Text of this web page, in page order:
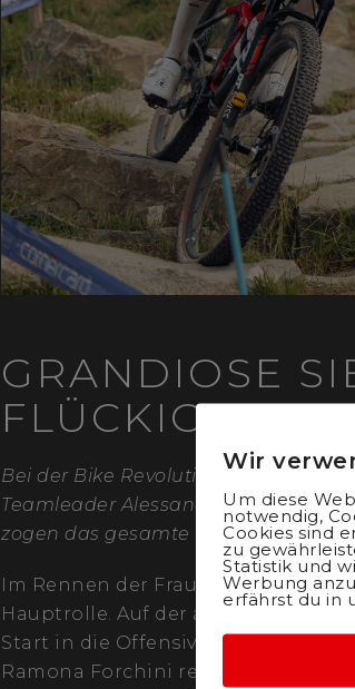
GRANDIOSE
FLÜCKIGER
Bei der Bike Revolution in Huttwil
Teamleader Alessandra Keller und
zogen das gesamte Team zu einem
Im Rennen der Frauen spielte
Hauptrolle. Auf der
Start in die Offensive und forcierte
Ramona Forchini reagierte Keller
Wir
Um diese
notwendig,
Cookies sind
zu
Statistik und
Werbung
erfährst du in